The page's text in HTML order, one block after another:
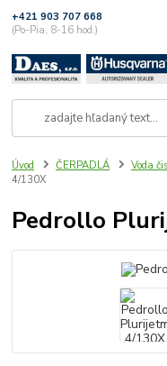
+421 903 707 668
(Po-Pia, 8-16 hod.)
Úvod ČERPADLÁ Voda
4/130X
Pedrollo